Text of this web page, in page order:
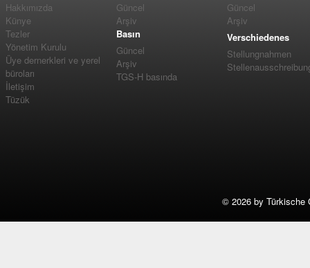
Hakkımızda
Künye
Tezler
Yönetim Kurulu
Üye dernerkleri ve yerel
büroları
İletişim
Tüzük
Güncel
Arşiv
Basın
Güncel
Arşiv
TGS-H basında
Güncel
Arşiv
Verschiedenes
Stellungnahmen
© 2026 by Türkische